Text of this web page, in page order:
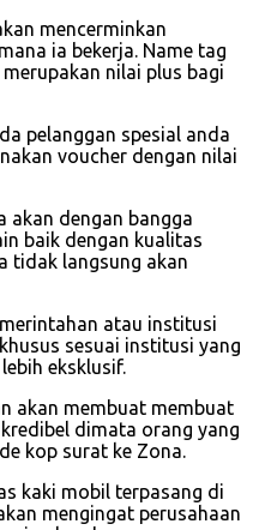
mencerminkan
ia bekerja. Name tag
nilai plus bagi
pelanggan spesial anda
voucher dengan nilai
akan dengan bangga
baik dengan kualitas
tidak langsung akan
atau institusi
sesuai institusi yang
eksklusif.
akan membuat membuat
dimata orang yang
kop surat ke Zona.
kaki mobil terpasang di
mengingat perusahaan